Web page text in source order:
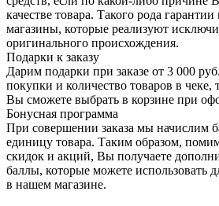
качестве товара. Такого рода
магазины, которые реализуют
оригинального происхождения.
Подарки к заказу
Дарим подарки при заказе от 3 000
покупки и количество товаров в чеке,
Вы сможете выбрать в корзине при
Бонусная программа
При совершении заказа мы начислим
единицу товара. Таким образом,
скидок и акций, Вы получаете
баллы, которые можете использовать
в нашем магазине.